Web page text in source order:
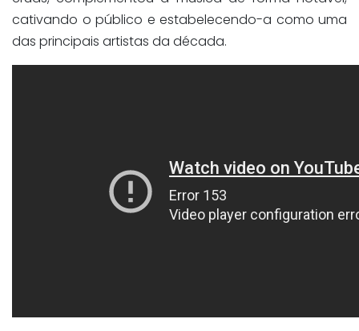
cativando o público e estabelecendo-a como uma
das principais artistas da década.